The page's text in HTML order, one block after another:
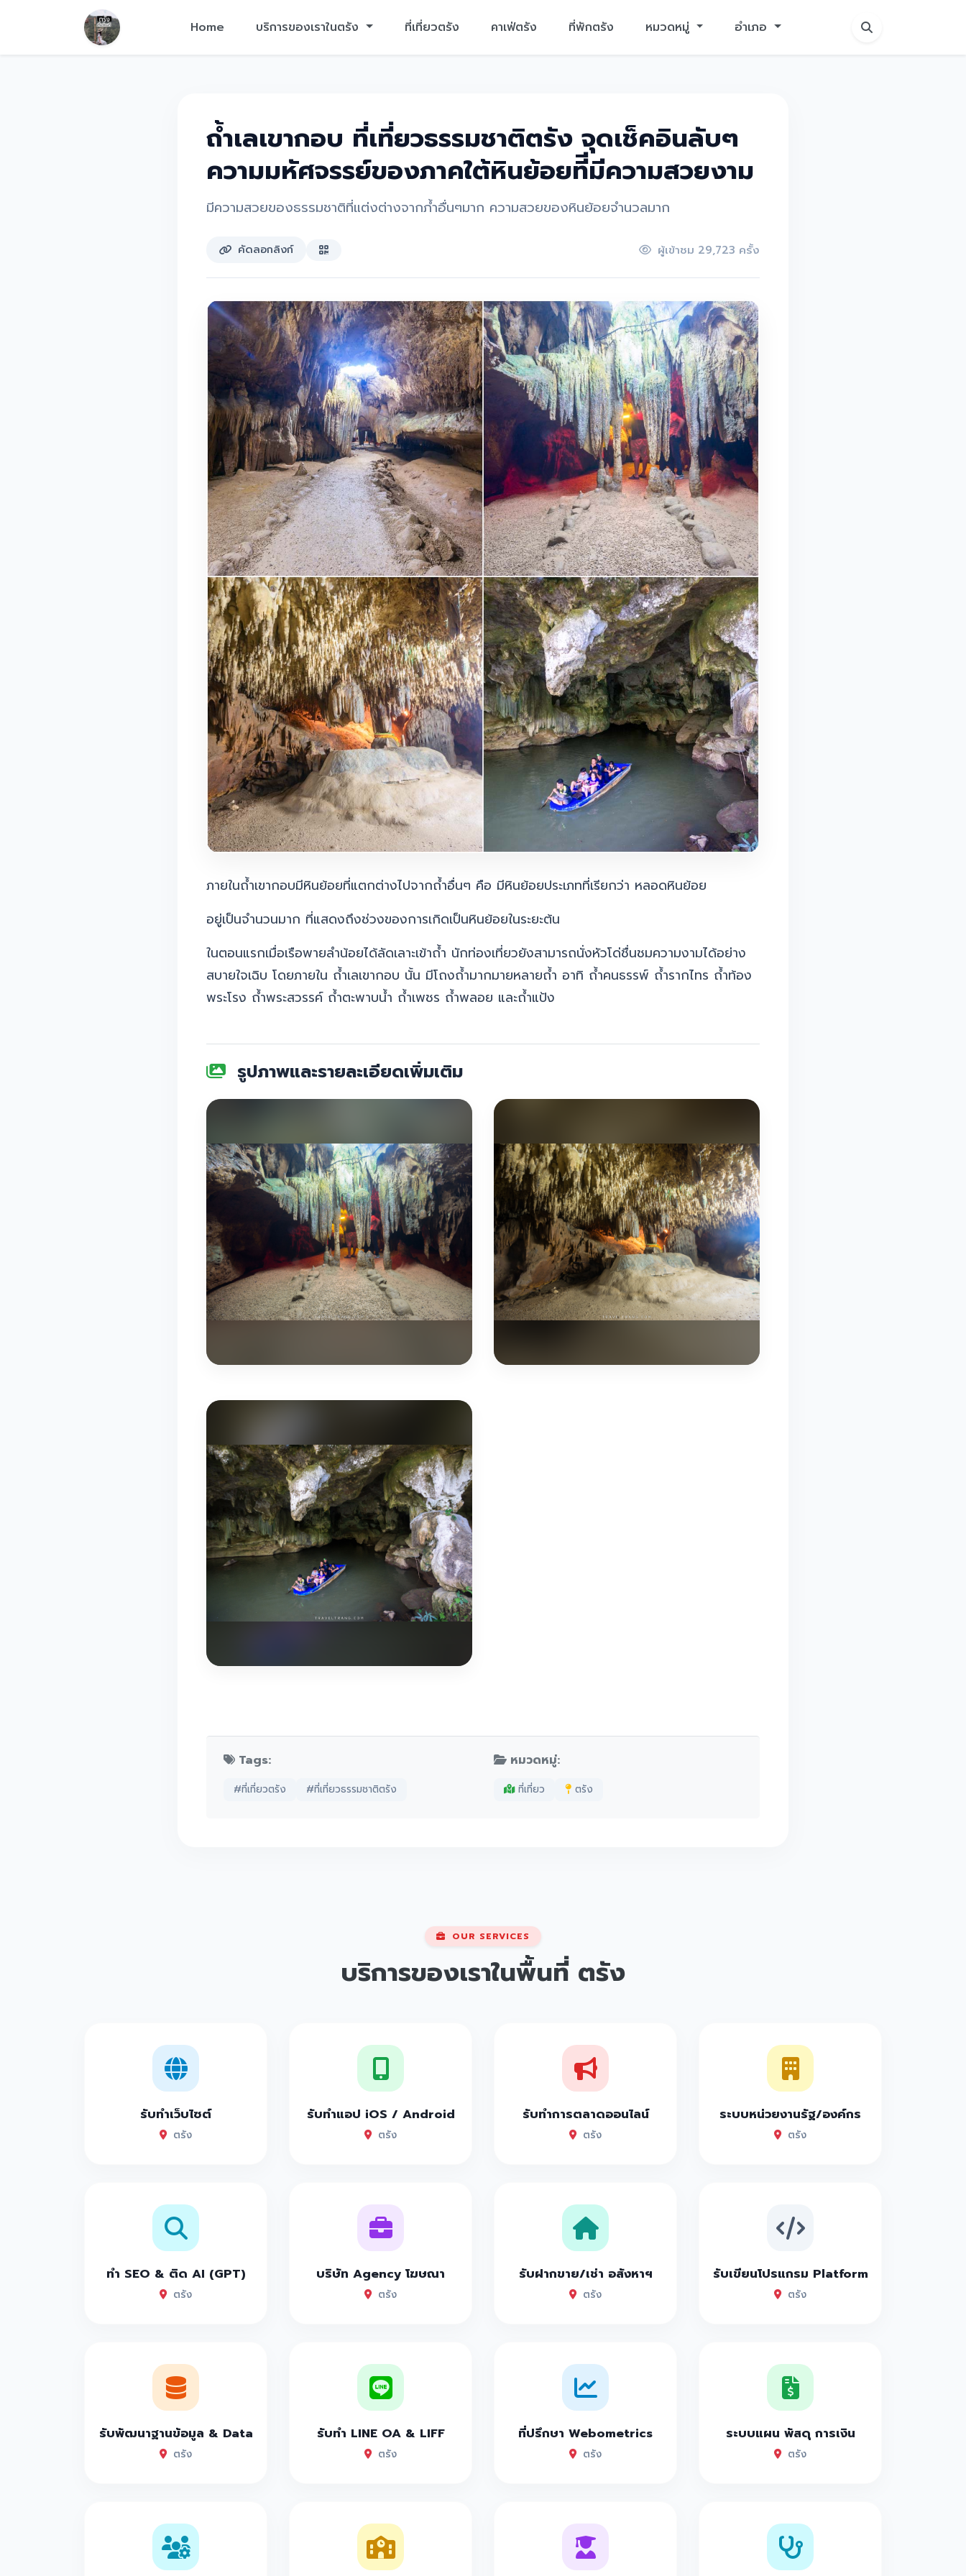
Home บริการของเราในตรัง ที่เที่ยวตรัง คาเฟ่ตรัง ที่พักตรัง หมวดหมู่ อำเภอ
ถ้ำเลเขากอบ ที่เที่ยวธรรมชาติตรัง จุดเช็คอินลับๆ
ความมหัศจรรย์ของภาคใต้หินย้อยทีีมีความสวยงาม
มีความสวยของธรรมชาติที่แต่งต่างจากภ้ำอื่นๆมาก ความสวยของหินย้อยจำนวลมาก
คัดลอกลิงก์ ผู้เข้าชม 29,723 ครั้ง
ภายในถ้ำเขากอบมีหินย้อยที่แตกต่างไปจากถ้ำอื่นๆ คือ มีหินย้อยประเภทที่เรียกว่า หลอดหินย้อย
อยู่เป็นจำนวนมาก ที่แสดงถึงช่วงของการเกิดเป็นหินย้อยในระยะต้น
ในตอนแรกเมื่อเรือพายลำน้อยได้ลัดเลาะเข้าถ้ำ นักท่องเที่ยวยังสามารถนั่งหัวโด่ชื่นชมความงามได้อย่าง
สบายใจเฉิบ โดยภายใน ถ้ำเลเขากอบ นั้น มีโถงถ้ำมากมายหลายถ้ำ อาทิ ถ้ำคนธรรพ์ ถ้ำรากไทร ถ้ำท้อง
พระโรง ถ้ำพระสวรรค์ ถ้ำตะพาบน้ำ ถ้ำเพชร ถ้ำพลอย และถ้ำแป้ง
รูปภาพและรายละเอียดเพิ่มเติม
Tags:
#ที่เที่ยวตรัง #ที่เที่ยวธรรมชาติตรัง
หมวดหมู่:
ที่เที่ยว ตรัง
OUR SERVICES
บริการของเราในพื้นที่ ตรัง
รับทำเว็บไซต์
ตรัง
รับทำแอป iOS / Android
ตรัง
รับทำการตลาดออนไลน์
ตรัง
ระบบหน่วยงานรัฐ/องค์กร
ตรัง
ทำ SEO & ติด AI (GPT)
ตรัง
บริษัท Agency โฆษณา
ตรัง
รับฝากขาย/เช่า อสังหาฯ
ตรัง
รับเขียนโปรแกรม Platform
ตรัง
รับพัฒนาฐานข้อมูล & Data
ตรัง
รับทำ LINE OA & LIFF
ตรัง
ที่ปรึกษา Webometrics
ตรัง
ระบบแผน พัสดุ การเงิน
ตรัง